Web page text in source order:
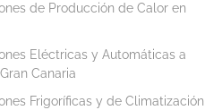
de Producción de Calor en
Eléctricas y Automáticas a
Canaria
Frigoríficas y de Climatización